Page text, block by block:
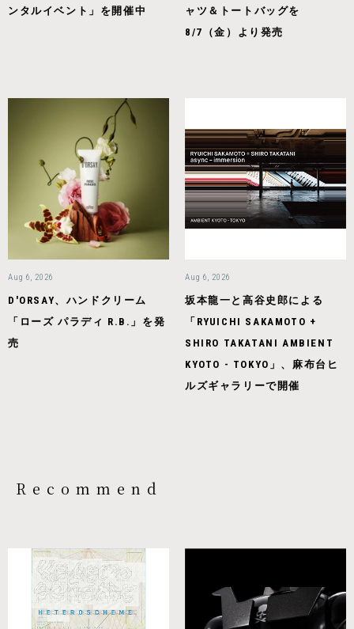
ンタルイベント」を開催中
ャツ＆トートバッグを
8/7（金）より発売
Aug 6, 2026
D'ORSAY、ハンドクリーム
「ローズ パラディ R.B.」を発
売
Aug 6, 2026
坂本龍一と高谷史郎による
「RYUICHI SAKAMOTO +
SHIRO TAKATANI AMBIENT
KYOTO - TOKYO」、麻布台ヒ
ルズギャラリーで開催
Recommend